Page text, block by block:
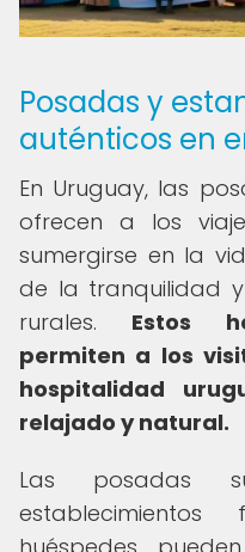
Posadas y
auténticos en
En Uruguay, las
ofrecen a los
sumergirse en la
de la tranquilidad
rurales. Estos
permiten a los
hospitalidad
relajado y natural.
Las posadas